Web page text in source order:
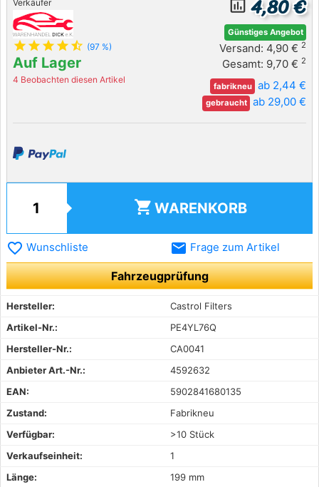
Verkäufer
star star star star star_half (97 %)
Auf Lager
4 Beobachten diesen Artikel
insert_chart_outlined 4,80 €
Günstiges Angebot
Versand: 4,90 € 2
Gesamt: 9,70 € 2
fabrikneu ab 2,44 €
gebraucht ab 29,00 €
shopping_cart WARENKORB
favorite_border Wunschliste email Frage zum Artikel
Fahrzeugprüfung
Hersteller:
Castrol Filters
Artikel-Nr.:
PE4YL76Q
Hersteller-Nr.:
CA0041
Anbieter Art.-Nr.:
4592632
EAN:
5902841680135
Zustand:
Fabrikneu
Verfügbar:
>10 Stück
Verkaufseinheit:
1
Länge:
199 mm